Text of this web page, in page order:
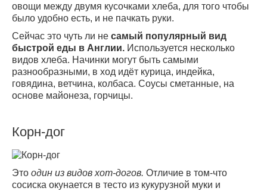
овощи между двумя кусочками хлеба, для того чтобы
было удобно есть, и не пачкать руки.
Сейчас это чуть ли не самый популярный вид
быстрой еды в Англии. Используется несколько
видов хлеба. Начинки могут быть самыми
разнообразными, в ход идёт курица, индейка,
говядина, ветчина, колбаса. Соусы сметанные, на
основе майонеза, горчицы.
Корн-дог
Это один из видов хот-догов. Отличие в том-что
сосиска окунается в тесто из кукурузной муки и